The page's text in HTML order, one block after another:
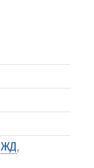
ЖД,